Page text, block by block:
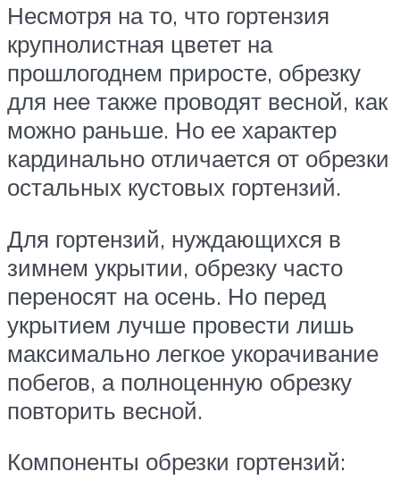
Несмотря на то, что гортензия
крупнолистная цветет на
прошлогоднем приросте, обрезку
для нее также проводят весной, как
можно раньше. Но ее характер
кардинально отличается от обрезки
остальных кустовых гортензий.
Для гортензий, нуждающихся в
зимнем укрытии, обрезку часто
переносят на осень. Но перед
укрытием лучше провести лишь
максимально легкое укорачивание
побегов, а полноценную обрезку
повторить весной.
Компоненты обрезки гортензий: